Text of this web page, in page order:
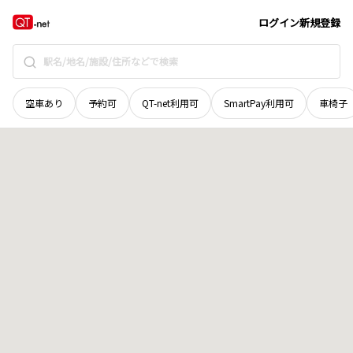
ログイン新規登録
空車あり 予約可 QT-net利用可 SmartPay利用可 車椅子
青森県